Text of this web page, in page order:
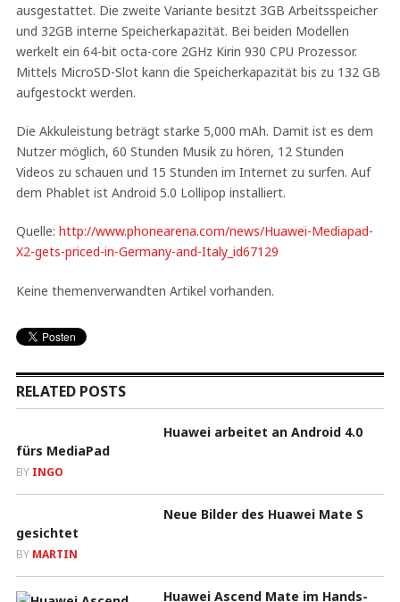
ausgestattet. Die zweite Variante besitzt 3GB Arbeitsspeicher
und 32GB interne Speicherkapazität. Bei beiden Modellen
werkelt ein 64-bit octa-core 2GHz Kirin 930 CPU Prozessor.
Mittels MicroSD-Slot kann die Speicherkapazität bis zu 132 GB
aufgestockt werden.
Die Akkuleistung beträgt starke 5,000 mAh. Damit ist es dem
Nutzer möglich, 60 Stunden Musik zu hören, 12 Stunden
Videos zu schauen und 15 Stunden im Internet zu surfen. Auf
dem Phablet ist Android 5.0 Lollipop installiert.
Quelle: http://www.phonearena.com/news/Huawei-Mediapad-
X2-gets-priced-in-Germany-and-Italy_id67129
Keine themenverwandten Artikel vorhanden.
RELATED POSTS
Huawei arbeitet an Android 4.0
fürs MediaPad
BY INGO
Neue Bilder des Huawei Mate S
gesichtet
BY MARTIN
Huawei Ascend Mate im Hands-